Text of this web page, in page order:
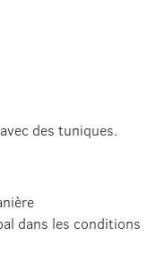
des tuniques.
dans les conditions